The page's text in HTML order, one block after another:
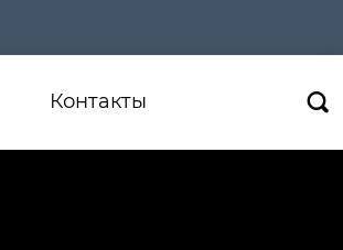
Контакты 